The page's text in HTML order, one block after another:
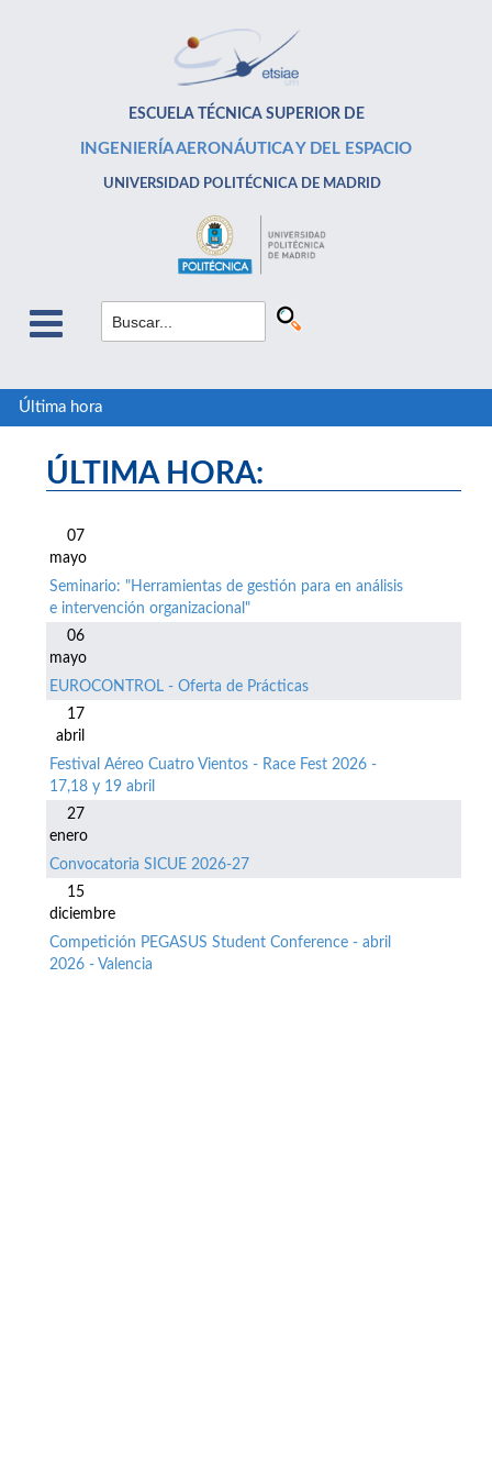
ESCUELA TÉCNICA SUPERIOR DE
INGENIERÍA AERONÁUTICA Y DEL ESPACIO
UNIVERSIDAD POLITÉCNICA DE MADRID
Última hora
ÚLTIMA HORA:
07
mayo
Seminario: "Herramientas de gestión para en análisis
e intervención organizacional"
06
mayo
EUROCONTROL - Oferta de Prácticas
17
abril
Festival Aéreo Cuatro Vientos - Race Fest 2026 -
17,18 y 19 abril
27
enero
Convocatoria SICUE 2026-27
15
diciembre
Competición PEGASUS Student Conference - abril
2026 - Valencia